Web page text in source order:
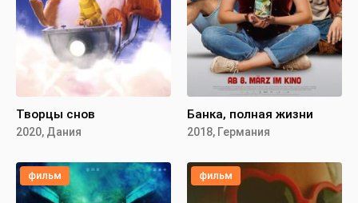
Творцы снов
2020, Дания
Банка, полная жизни
2018, Германия
фильм фильм